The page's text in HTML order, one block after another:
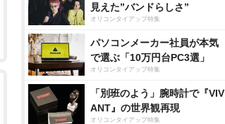
見えた”バンドらしさ”
オリコンタイアップ特集
パソコンメーカー社員が本気
で選ぶ「10万円台PC3選」
オリコンタイアップ特集
「別班のよう」腕時計で『VIV
ANT』の世界観再現
オリコンタイアップ特集